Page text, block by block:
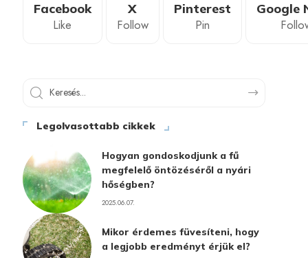
Facebook
Like
X
Follow
Pinterest
Pin
Google
Legolvasottabb cikkek
Hogyan gondoskodjunk a fű
megfelelő öntözéséről a nyári
hőségben?
2025.06.07.
Mikor érdemes füvesíteni, hogy
a legjobb eredményt érjük el?